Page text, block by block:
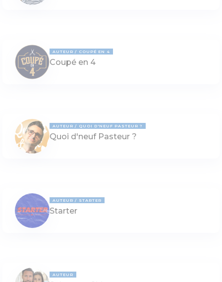
AUTEUR COUPÉ EN 4
Coupé en 4
AUTEUR QUOI D'NEUF PASTEUR ?
Quoi d'neuf Pasteur ?
AUTEUR STARTER
Starter
AUTEUR